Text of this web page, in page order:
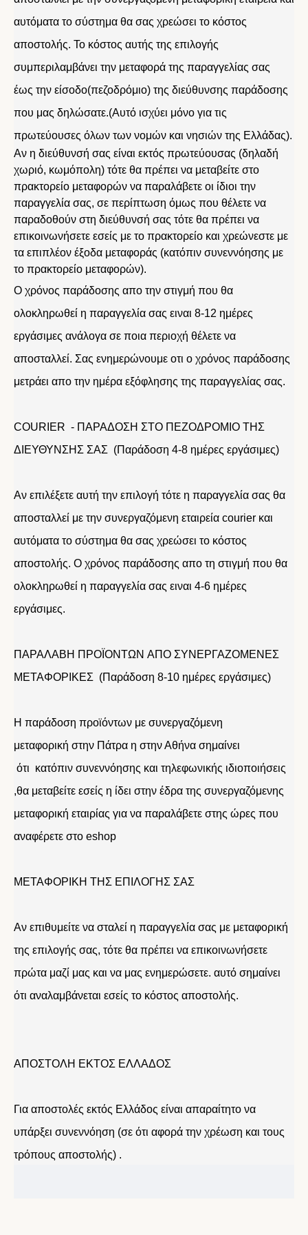
αυτόματα το σύστημα θα σας χρεώσει το κόστος
αποστολής. Το κόστος αυτής της επιλογής
συμπεριλαμβάνει την μεταφορά της παραγγελίας σας
έως την είσοδο(πεζοδρόμιο) της διεύθυνσης παράδοσης
που μας δηλώσατε.(Αυτό ισχύει μόνο για τις
πρωτεύουσες όλων των νομών και νησιών της Ελλάδας).
Αν η διεύθυνσή σας είναι εκτός πρωτεύουσας (δηλαδή
χωριό, κωμόπολη) τότε θα πρέπει να μεταβείτε στο
πρακτορείο μεταφορών να παραλάβετε οι ίδιοι την
παραγγελία σας, σε περίπτωση όμως που θέλετε να
παραδοθούν στη διεύθυνσή σας τότε θα πρέπει να
επικοινωνήσετε εσείς με το πρακτορείο και χρεώνεστε με
τα επιπλέον έξοδα μεταφοράς (κατόπιν συνεννόησης με
το πρακτορείο μεταφορών).
Ο χρόνος παράδοσης απο την στιγμή που θα
ολοκληρωθεί η παραγγελία σας ειναι 8-12 ημέρες
εργάσιμες ανάλογα σε ποια περιοχή θέλετε να
αποσταλλεί. Σας ενημερώνουμε οτι ο χρόνος παράδοσης
μετράει απο την ημέρα εξόφλησης της παραγγελίας σας.
COURIER - ΠΑΡΑΔΟΣΗ ΣΤΟ ΠΕΖΟΔΡΟΜΙΟ ΤΗΣ
ΔΙΕΥΘΥΝΣΗΣ ΣΑΣ (Παράδοση 4-8 ημέρες εργάσιμες)
Αν επιλέξετε αυτή την επιλογή τότε η παραγγελία σας θα
αποσταλλεί με την συνεργαζόμενη εταιρεία courier και
αυτόματα το σύστημα θα σας χρεώσει το κόστος
αποστολής. Ο χρόνος παράδοσης απο τη στιγμή που θα
ολοκληρωθεί η παραγγελία σας ειναι 4-6 ημέρες
εργάσιμες.
ΠΑΡΑΛΑΒΗ ΠΡΟΪΟΝΤΩΝ ΑΠΟ ΣΥΝΕΡΓΑΖΟΜΕΝΕΣ
ΜΕΤΑΦΟΡΙΚΕΣ (Παράδοση 8-10 ημέρες εργάσιμες)
Η παράδοση προϊόντων με συνεργαζόμενη
μεταφορική στην Πάτρα η στην Αθήνα σημαίνει
ότι κατόπιν συνεννόησης και τηλεφωνικής ιδιοποιήσεις
,θα μεταβείτε εσείς η ίδει στην έδρα της συνεργαζόμενης
μεταφορική εταιρίας για να παραλάβετε στης ώρες που
αναφέρετε στο eshop
ΜΕΤΑΦΟΡΙΚΗ ΤΗΣ ΕΠΙΛΟΓΗΣ ΣΑΣ
Αν επιθυμείτε να σταλεί η παραγγελία σας με μεταφορική
της επιλογής σας, τότε θα πρέπει να επικοινωνήσετε
πρώτα μαζί μας και να μας ενημερώσετε. αυτό σημαίνει
ότι αναλαμβάνεται εσείς το κόστος αποστολής.
ΑΠΟΣΤΟΛΗ ΕΚΤΟΣ ΕΛΛΑΔΟΣ
Για αποστολές εκτός Ελλάδος είναι απαραίτητο να
υπάρξει συνεννόηση (σε ότι αφορά την χρέωση και τους
τρόπους αποστολής) .